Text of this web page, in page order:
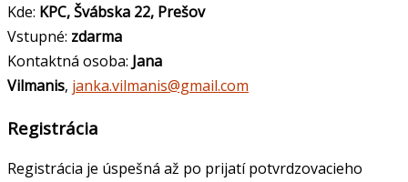
Kde: KPC, Švábska 22, Prešov
Vstupné: zdarma
Kontaktná osoba: Jana
Vilmanis, janka.vilmanis@gmail.com
Registrácia
Registrácia je úspešná až po prijatí potvrdzovacieho